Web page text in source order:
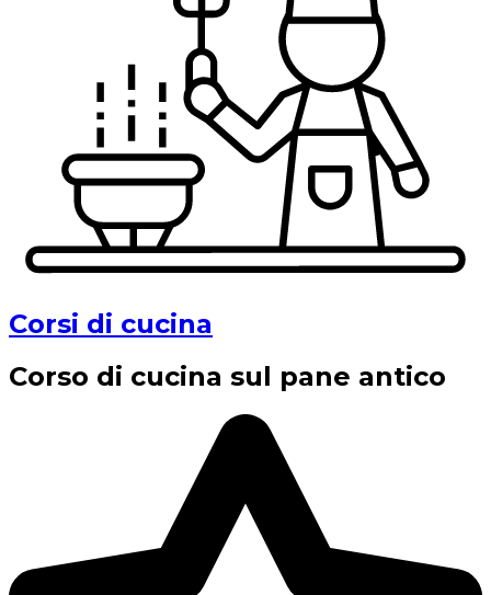
Corsi di cucina
Corso di cucina sul pane antico